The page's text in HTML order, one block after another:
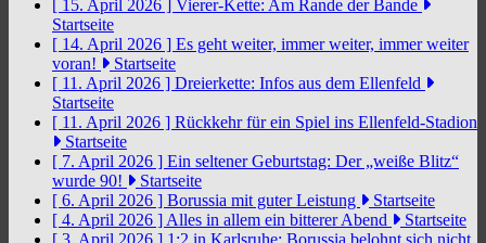
[ 15. April 2026 ] Vierer-Kette: Am Rande der Bande
Startseite
[ 14. April 2026 ] Es geht weiter, immer weiter, immer weiter
voran!
Startseite
[ 11. April 2026 ] Dreierkette: Infos aus dem Ellenfeld
Startseite
[ 11. April 2026 ] Rückkehr für ein Spiel ins Ellenfeld-Stadion
Startseite
[ 7. April 2026 ] Ein seltener Geburtstag: Der „weiße Blitz“
wurde 90!
Startseite
[ 6. April 2026 ] Borussia mit guter Leistung
Startseite
[ 4. April 2026 ] Alles in allem ein bitterer Abend
Startseite
[ 3. April 2026 ] 1:2 in Karlsruhe: Borussia belohnt sich nicht